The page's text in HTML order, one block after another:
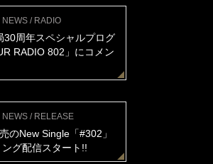
NEWS / RADIO
30周年スペシャルプログ
RADIO 802」にコメン
NEWS / RELEASE
のNew Single「#302」
ング配信スタート!!